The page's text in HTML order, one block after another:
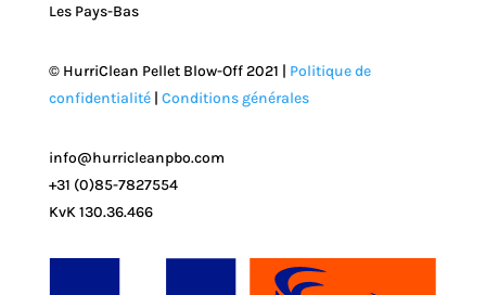
Les Pays-Bas
© HurriClean Pellet Blow-Off 2021 | Politique de
confidentialité| Conditions générales
info@hurricleanpbo.com
+31 (0)85-7827554
KvK 130.36.466